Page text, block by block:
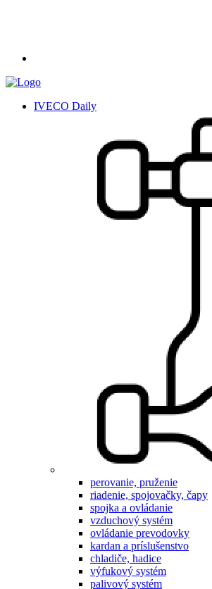
IVECO Daily
perovanie, pruženie
riadenie, spojovačky, čapy
spojka a ovládanie
vzduchový systém
ovládanie prevodovky
kardan a príslušenstvo
chladiče, hadice
výfukový systém
palivový systém